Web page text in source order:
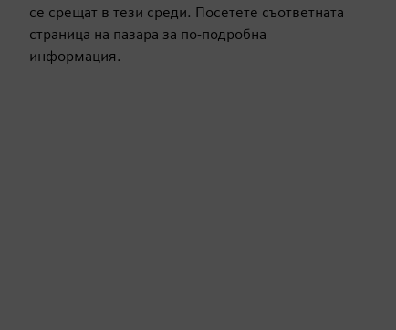
се срещат в тези среди. Посетете съответната
страница на пазара за по-подробна
информация.